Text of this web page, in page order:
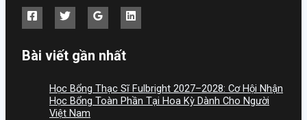
Bài viết gần nhất
Học Bổng Thạc Sĩ Fulbright 2027–2028: Cơ Hội Nhận
Học Bổng Toàn Phần Tại Hoa Kỳ Dành Cho Người
Việt Nam